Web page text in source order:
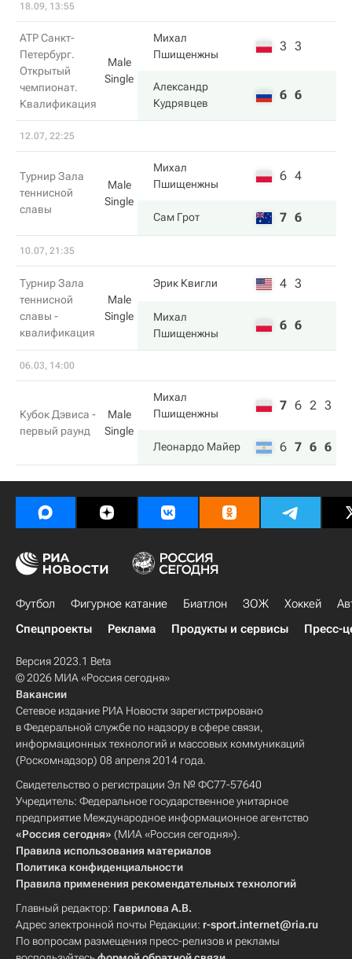
18.09, 13:55
ATP Санкт-
Петербург.
Открытый
чемпионат.
Квалификация
Male
Single
Михал
Пшищенжны
3 3
Александр
Кудрявцев
6 6
12.07, 22:25
Турнир Зала
теннисной
славы
Male
Single
Михал
Пшищенжны
6 4
Сам Грот 7 6
10.07, 21:35
Турнир Зала
теннисной
славы -
квалификация
Male
Single
Эрик Квигли 4 3
Михал
Пшищенжны
6 6
06.03, 14:00
Кубок Дэвиса -
первый раунд
Male
Single
Михал
Пшищенжны
7 6 2 3
Леонардо Майер 6 7 6 6
Футбол Фигурное катание Биатлон ЗОЖ Хоккей
Спецпроекты
Реклама Продукты и сервисы Пресс-
Версия 2023.1 Beta
© 2026 МИА «Россия сегодня»
Вакансии
Сетевое издание РИА Новости зарегистрировано
в Федеральной службе по надзору в сфере связи,
информационных технологий и массовых коммуникаций
(Роскомнадзор) 08 апреля 2014 года.
Свидетельство о регистрации Эл № ФС77-57640
Учредитель: Федеральное государственное унитарное
предприятие Международное информационное агентство
«Россия сегодня» (МИА «Россия сегодня»).
Правила использования материалов
Политика конфиденциальности
Правила применения рекомендательных технологий
Главный редактор: Гаврилова А.В.
Адрес электронной почты Редакции: r-sport.internet@ria.ru
По вопросам размещения пресс-релизов и рекламы